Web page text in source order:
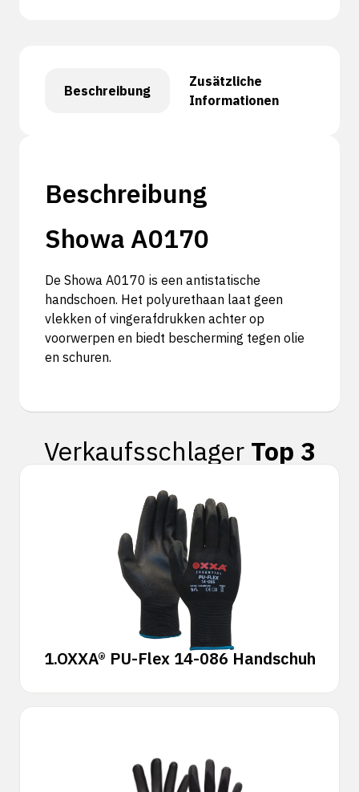
Beschreibung
Zusätzliche
Informationen
Beschreibung
Showa A0170
De Showa A0170 is een antistatische
handschoen. Het polyurethaan laat geen
vlekken of vingerafdrukken achter op
voorwerpen en biedt bescherming tegen olie
en schuren.
Verkaufsschlager Top 3
1.OXXA® PU-Flex 14-086 Handschuh